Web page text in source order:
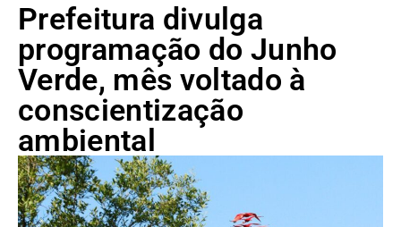
Prefeitura divulga
programação do Junho
Verde, mês voltado à
conscientização
ambiental